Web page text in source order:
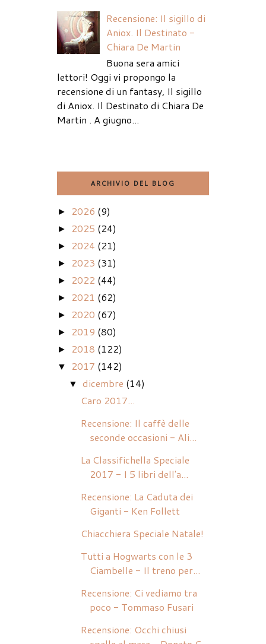
Recensione: Il sigillo di
Aniox. Il Destinato -
Chiara De Martin
Buona sera amici
lettori! Oggi vi propongo la
recensione di un fantasy, Il sigillo
di Aniox. Il Destinato di Chiara De
Martin . A giugno...
ARCHIVIO DEL BLOG
► 2026 (9)
► 2025 (24)
► 2024 (21)
► 2023 (31)
► 2022 (44)
► 2021 (62)
► 2020 (67)
► 2019 (80)
► 2018 (122)
▼ 2017 (142)
▼ dicembre (14)
Caro 2017...
Recensione: Il caffè delle
seconde occasioni - Ali...
La Classifichella Speciale
2017 - I 5 libri dell'a...
Recensione: La Caduta dei
Giganti - Ken Follett
Chiacchiera Speciale Natale!
Tutti a Hogwarts con le 3
Ciambelle - Il treno per...
Recensione: Ci vediamo tra
poco - Tommaso Fusari
Recensione: Occhi chiusi